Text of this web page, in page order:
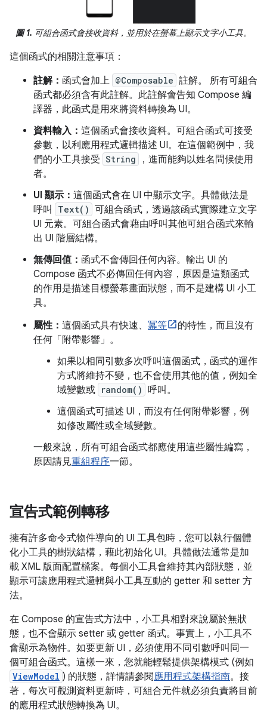
圖 1. 可組合函式會接收資料，並用於在螢幕上顯示文字小工具。
這個函式的相關注意事項：
註解： 函式會加上 @Composable 註解。 所有可組合
函式都必須含有此註解。此註解會告知 Compose 編
譯器，此函式是用來將資料轉換為 UI。
資料輸入： 這個函式會接收資料。可組合函式可接受
參數，以利應用程式邏輯描述 UI。在這個範例中，我
們的小工具接受 String
，進而能夠以姓名問候使用
者。
UI 顯示： 這個函式會在 UI 中顯示文字。具體做法是
呼叫
Text() 可組合函式，透過該函式實際建立文字
UI 元素。可組合函式會藉由呼叫其他可組合函式來輸
出 UI 階層結構。
無傳回值： 函式不會傳回任何內容。輸出 UI 的
Compose 函式不必傳回任何內容，原因是這類函式
的作用是描述目標螢幕畫面狀態，而不是建構 UI 小工
具。
屬性： 這個函式具有快速、 冪等
的特性，而且沒有
任何「附帶影響」 。
如果以相同引數多次呼叫這個函式，函式的運作
方式將維持不變，也不會使用其他的值，例如全
域變數或 random() 呼叫。
這個函式可描述 UI，而沒有任何附帶影響，例
如修改屬性或全域變數。
一般來說，所有可組合函式都應使用這些屬性編寫，
原因請見重組程序一節。
宣告式範例轉移
擁有許多命令式物件導向的 UI 工具包時，您可以執行個體
化小工具的樹狀結構，藉此初始化 UI。具體做法通常是加
載 XML 版面配置檔案。每個小工具會維持其內部狀態，並
顯示可讓應用程式邏輯與小工具互動的 getter 和 setter 方
法。
在 Compose 的宣告式方法中，小工具相對來說屬於無狀
態，也不會顯示 setter 或 getter 函式。事實上，小工具不
會顯示為物件。如要更新 UI，必須使用不同引數呼叫同一
個可組合函式。這樣一來，您就能輕鬆提供架構模式 (例如
ViewModel ) 的狀態，詳情請參閱應用程式架構指南。接
著，每次可觀測資料更新時，可組合元件就必須負責將目前
的應用程式狀態轉換為 UI。